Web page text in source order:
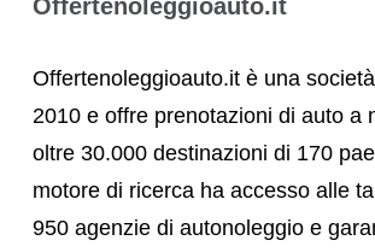
Offertenoleggioauto.it
Offertenoleggioauto.it è una
2010 e offre prenotazioni di auto a
oltre 30.000 destinazioni di 170
motore di ricerca ha accesso alle
950 agenzie di autonoleggio e